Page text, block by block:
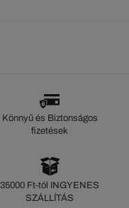
Könnyű és Biztonságos
fizetések
35000 Ft-tól INGYENES
SZÁLLÍTÁS